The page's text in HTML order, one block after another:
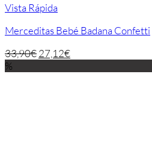
Vista Rápida
Merceditas Bebé Badana Confetti
33,90€27,12€
%